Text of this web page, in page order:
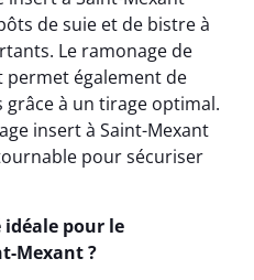
de suie et de bistre à
Le ramonage de
permet également de
à un tirage optimal.
insert à Saint-Mexant
pour sécuriser
pour le
Mexant ?